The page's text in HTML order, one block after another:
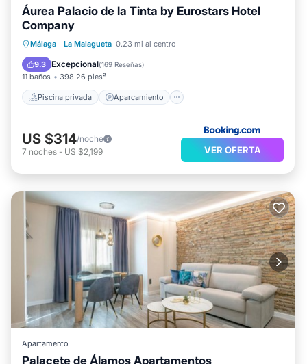
Áurea Palacio de la Tinta by Eurostars Hotel
Company
Málaga · La Malagueta 0.23 mi al centro
9.3 Excepcional(169 Reseñas)
11 baños 398.26 pies²
Piscina privada Aparcamiento
Piscina privada
Aparcamiento
Piscina
Spa
US $314/noche
7 noches - US $2,199 VER OFERTA
Apartamento
Palacete de Álamos Apartamentos